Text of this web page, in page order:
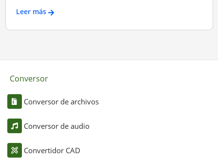
Leer más
Conversor
Conversor de archivos
Conversor de audio
Convertidor CAD